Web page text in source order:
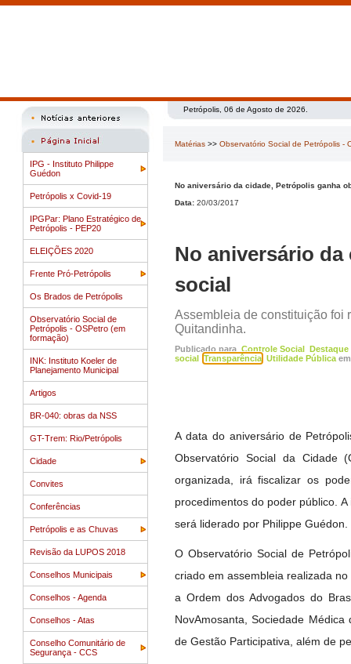
IPG - Instituto Philippe
Guédon
Petrópolis x Covid-19
IPGPar: Plano Estratégico de
Petrópolis - PEP20
ELEIÇÕES 2020
Frente Pró-Petrópolis
Os Brados de Petrópolis
Observatório Social de
Petrópolis - OSPetro (em
formação)
INK: Instituto Koeler de
Planejamento Municipal
Artigos
BR-040: obras da NSS
GT-Trem: Rio/Petrópolis
Cidade
Convites
Conferências
Petrópolis e as Chuvas
Revisão da LUPOS 2018
Conselhos Municipais
Conselhos - Agenda
Conselhos - Atas
Conselho Comunitário de
Segurança - CCS
Petrópolis, 06 de Agosto de 2026.
Matérias >> Observatório Social de Petrópolis -
No aniversário da cidade, Petrópolis ganha
Data: 20/03/2017
No aniversário
social
Assembleia de constituição foi
Quitandinha.
Publicado para Controle Social Destaque
social Transparência Utilidade Pública
A data do aniversário de
Observatório Social da Cidade
organizada, irá fiscalizar os
procedimentos do poder público.
será liderado por Philippe Guédon.
O Observatório Social de
criado em assembleia realizada
a Ordem dos Advogados do
NovAmosanta, Sociedade
de Gestão Participativa, além de